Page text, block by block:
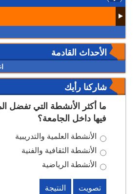
الأحداث القادمة
شاركنا رأيك
ما أكثر الأنشطة التي تفضل
فيها داخل الجامعة؟
الأنشطة العلمية والتدريبية
الأنشطة الثقافية والفنية
الأنشطة الرياضية
تصويت النتيجة